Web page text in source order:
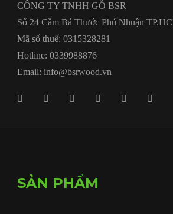
CÔNG TY TNHH GỖ BSR
Số 24 Cầm Bá Thước Phú Nhuận
Mã số thuế: 0315328281
Hotline: 0339988876
Email: info@bsrwood.vn
SẢN PHẨM